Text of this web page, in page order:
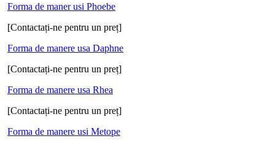
Forma de maner usi Phoebe
[Contactați-ne pentru un preț]
Forma de manere usa Daphne
[Contactați-ne pentru un preț]
Forma de manere usa Rhea
[Contactați-ne pentru un preț]
Forma de manere usi Metope